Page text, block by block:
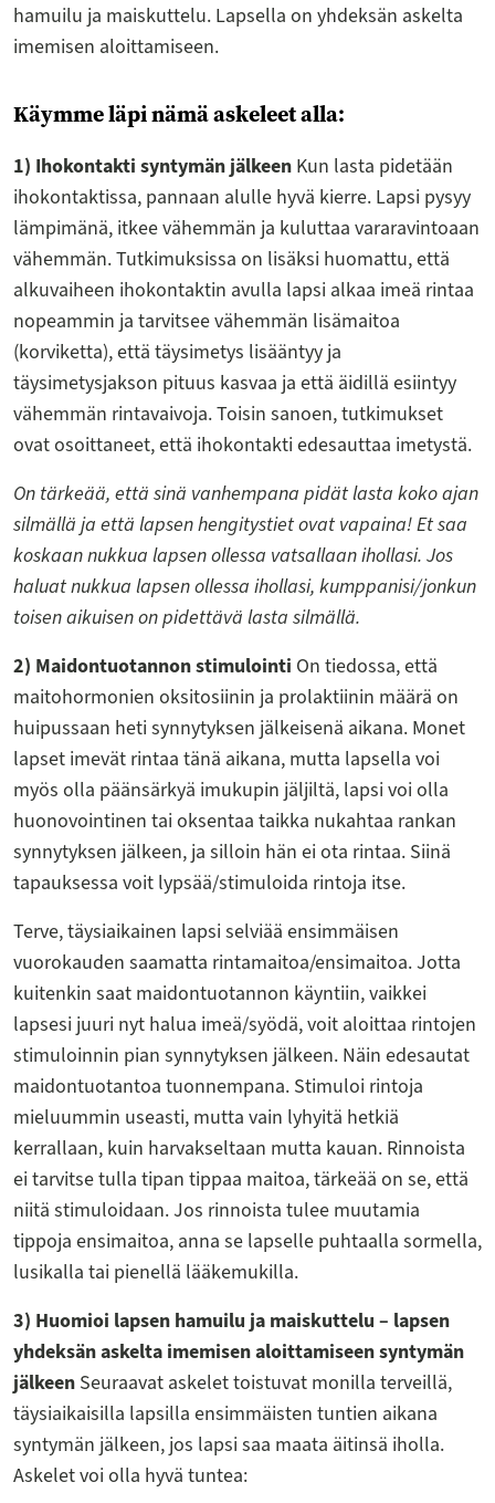
hamuilu ja maiskuttelu. Lapsella on yhdeksän askelta
imemisen aloittamiseen.
Käymme läpi nämä askeleet alla:
1) Ihokontakti syntymän jälkeen Kun lasta pidetään
ihokontaktissa, pannaan alulle hyvä kierre. Lapsi pysyy
lämpimänä, itkee vähemmän ja kuluttaa vararavintoaan
vähemmän. Tutkimuksissa on lisäksi huomattu, että
alkuvaiheen ihokontaktin avulla lapsi alkaa imeä rintaa
nopeammin ja tarvitsee vähemmän lisämaitoa
(korviketta), että täysimetys lisääntyy ja
täysimetysjakson pituus kasvaa ja että äidillä esiintyy
vähemmän rintavaivoja. Toisin sanoen, tutkimukset
ovat osoittaneet, että ihokontakti edesauttaa imetystä.
On tärkeää, että sinä vanhempana pidät lasta koko ajan
silmällä ja että lapsen hengitystiet ovat vapaina! Et saa
koskaan nukkua lapsen ollessa vatsallaan ihollasi. Jos
haluat nukkua lapsen ollessa ihollasi, kumppanisi/jonkun
toisen aikuisen on pidettävä lasta silmällä.
2) Maidontuotannon stimulointi On tiedossa, että
maitohormonien oksitosiinin ja prolaktiinin määrä on
huipussaan heti synnytyksen jälkeisenä aikana. Monet
lapset imevät rintaa tänä aikana, mutta lapsella voi
myös olla päänsärkyä imukupin jäljiltä, lapsi voi olla
huonovointinen tai oksentaa taikka nukahtaa rankan
synnytyksen jälkeen, ja silloin hän ei ota rintaa. Siinä
tapauksessa voit lypsää/stimuloida rintoja itse.
Terve, täysiaikainen lapsi selviää ensimmäisen
vuorokauden saamatta rintamaitoa/ensimaitoa. Jotta
kuitenkin saat maidontuotannon käyntiin, vaikkei
lapsesi juuri nyt halua imeä/syödä, voit aloittaa rintojen
stimuloinnin pian synnytyksen jälkeen. Näin edesautat
maidontuotantoa tuonnempana. Stimuloi rintoja
mieluummin useasti, mutta vain lyhyitä hetkiä
kerrallaan, kuin harvakseltaan mutta kauan. Rinnoista
ei tarvitse tulla tipan tippaa maitoa, tärkeää on se, että
niitä stimuloidaan. Jos rinnoista tulee muutamia
tippoja ensimaitoa, anna se lapselle puhtaalla sormella,
lusikalla tai pienellä lääkemukilla.
3) Huomioi lapsen hamuilu ja maiskuttelu – lapsen
yhdeksän askelta imemisen aloittamiseen syntymän
jälkeen Seuraavat askelet toistuvat monilla terveillä,
täysiaikaisilla lapsilla ensimmäisten tuntien aikana
syntymän jälkeen, jos lapsi saa maata äitinsä iholla.
Askelet voi olla hyvä tuntea: